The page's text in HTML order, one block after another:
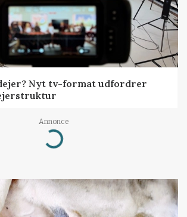
Nyt tv-format udfordrer
Annonce
Loading...